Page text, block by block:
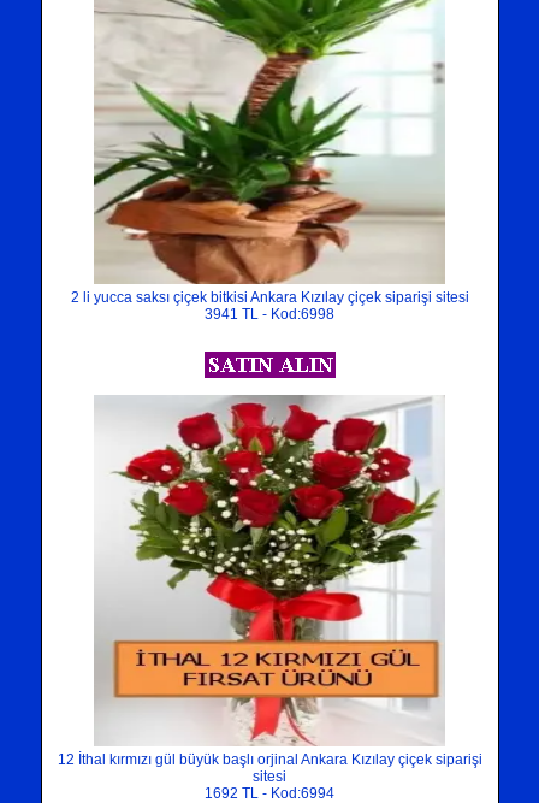
2 li yucca saksı çiçek bitkisi Ankara Kızılay çiçek siparişi sitesi
3941 TL - Kod:6998
12 İthal kırmızı gül büyük başlı orjinal Ankara Kızılay çiçek siparişi
sitesi
1692 TL - Kod:6994